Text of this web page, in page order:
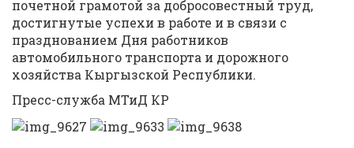
почетной грамотой за добросовестный труд,
достигнутые успехи в работе и в связи с
празднованием Дня работников
автомобильного транспорта и дорожного
хозяйства Кыргызской Республики.
Пресс-служба МТиД КР